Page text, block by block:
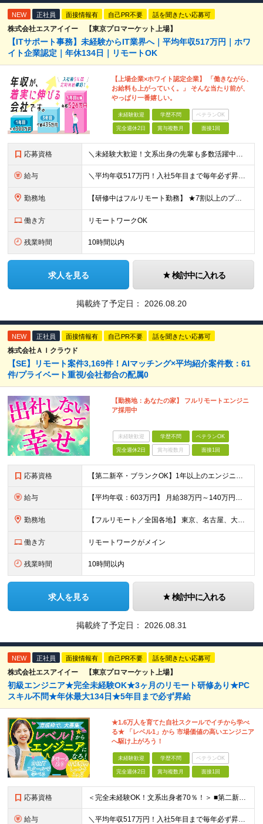
NEW 正社員 面接情報有 自己PR不要 話を聞きたい応募可
株式会社エスアイイー 【東京プロマーケット上場】
【ITサポート事務】未経験からIT業界へ｜平均年収517万円｜ホワ
イト企業認定｜年休134日｜リモートOK
【上場企業×ホワイト認定企業】 「働きながら、
お給料も上がっていく。」 そんな当たり前が、
やっぱり一番嬉しい。
未経験歓迎 学歴不問 ベテランOK
完全週休2日 賞与複数月 面接1回
応募資格 ＼未経験大歓迎！文系出身の先輩も多数活躍中／ ◆PCスキルに自信のない方も歓迎 ◆完全未経験OK ◆社会人デビューもOK ◆学歴不問 「働きながら少しずつ専門スキルを身につけたい」という意欲重視の採
給与 ＼平均年収517万円！入社5年目まで毎年必ず昇給／ ■賞与年3回 ■年収800万円以上も可 ■入社3年以上の平均年収469.2万円 月給23万2000円以上＋賞与年3回＋各種手当 ☆入社5年目まで最
勤務地 【研修中はフルリモート勤務】 ★7割以上のプロジェクトでリモートワークを導入 ★一都三県のプロジェクト先 ★転居を伴う転勤なし ＜プロジェクト先＞ 東京・神奈川・千葉・埼玉でのプロジェクト先にて勤務
働き方 リモートワークOK
残業時間 10時間以内
求人を見る 検討中に入れる
掲載終了予定日： 2026.08.20
NEW 正社員 面接情報有 自己PR不要 話を聞きたい応募可
株式会社ＡＩクラウド
【SE】リモート案件3,169件！AIマッチング×平均紹介案件数：61
件/プライベート重視/会社都合の配属0
【勤務地：あなたの家】 フルリモートエンジニ
ア採用中
未経験歓迎 学歴不問 ベテランOK
完全週休2日 賞与複数月 面接1回
応募資格 【第二新卒・ブランクOK】1年以上のエンジニア経験がある方(開発・インフラ・工程・言語一切不問） 文理・学歴不問 【歓迎条件】 ◆AI・クラウド案件に参画したい方 ◆下流工程から上流工程へステップア
給与 【平均年収：603万円】 月給38万円～140万円＋諸手当（経験者） 【平均年収603万円】 ※案件の契約内容や昇給額などはすべて開示します。 ※経験や能力を考慮し決定します。 ※月給には固定残業
勤務地 【フルリモート／全国各地】 東京、名古屋、大阪、福岡を中心とした全国のプロジェクトにアサイン。 ※プロジェクトは完全選択制です。 ※フルリモート、ハイブリッド型、常駐案件から自由に選択可能です。 ※転
働き方 リモートワークがメイン
残業時間 10時間以内
求人を見る 検討中に入れる
掲載終了予定日： 2026.08.31
NEW 正社員 面接情報有 自己PR不要 話を聞きたい応募可
株式会社エスアイイー 【東京プロマーケット上場】
初級エンジニア★完全未経験OK★3ヶ月のリモート研修あり★PC
スキル不問★年休最大134日★5年目まで必ず昇給
★1.6万人を育てた自社スクールでイチから学べ
る★ 「レベル1」から 市場価値の高いエンジニア
へ駆け上がろう！
未経験歓迎 学歴不問 ベテランOK
完全週休2日 賞与複数月 面接1回
応募資格 ＜完全未経験OK！文系出身者70％！＞ ■第二新卒歓迎 ■学歴・経歴不問・社会人未経験もOK ■20代を中心に活躍中◎ ★☆先輩たちの前職☆★ 元アパレルスタッフや塾講師、介護士、事務、営業など社員
給与 ＼平均年収517万円！入社5年目まで毎年必ず昇給／ ■賞与年3回 ■年収800万円以上も可 ■入社3年以上の平均年収469.2万円 月給23万2000円以上＋賞与年3回＋各種手当 ☆入社5年目まで最